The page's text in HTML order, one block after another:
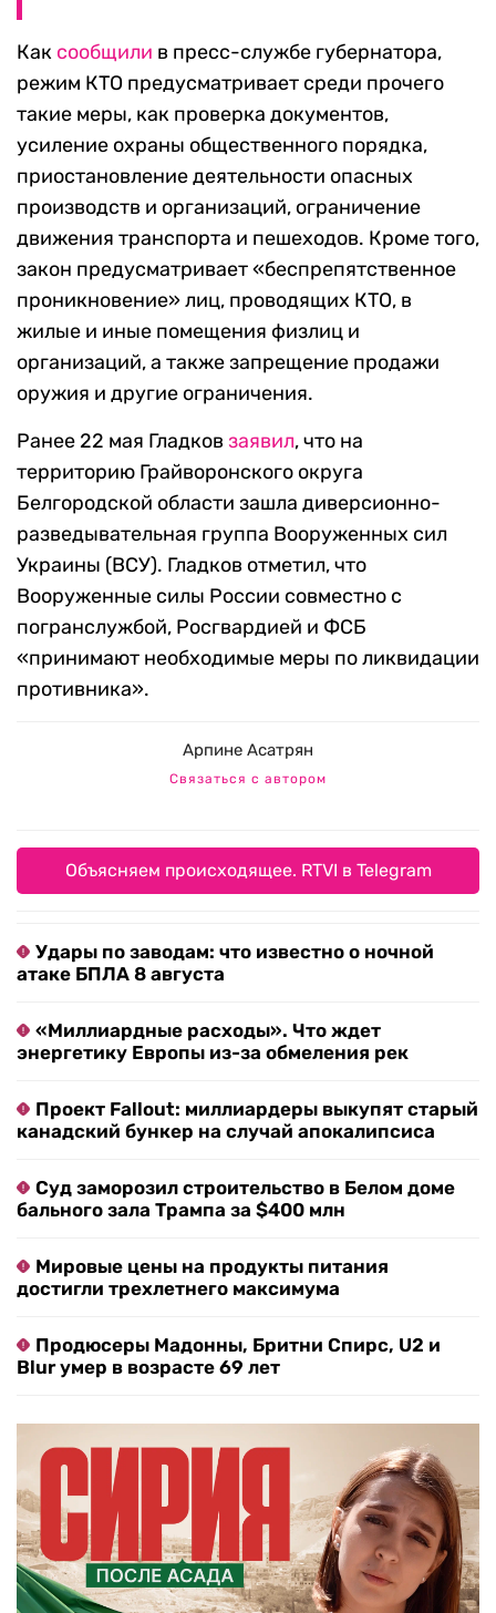
Как сообщили в пресс-службе губернатора,
режим КТО предусматривает среди прочего
такие меры, как проверка документов,
усиление охраны общественного порядка,
приостановление деятельности опасных
производств и организаций, ограничение
движения транспорта и пешеходов. Кроме того,
закон предусматривает «беспрепятственное
проникновение» лиц, проводящих КТО, в
жилые и иные помещения физлиц и
организаций, а также запрещение продажи
оружия и другие ограничения.
Ранее 22 мая Гладков заявил, что на
территорию Грайворонского округа
Белгородской области зашла диверсионно-
разведывательная группа Вооруженных сил
Украины (ВСУ). Гладков отметил, что
Вооруженные силы России совместно с
погранслужбой, Росгвардией и ФСБ
«принимают необходимые меры по ликвидации
противника».
Арпине Асатрян
Связаться с автором
Объясняем происходящее. RTVI в Telegram
Удары по заводам: что известно о ночной
атаке БПЛА 8 августа
«Миллиардные расходы». Что ждет
энергетику Европы из-за обмеления рек
Проект Fallout: миллиардеры выкупят старый
канадский бункер на случай апокалипсиса
Суд заморозил строительство в Белом доме
бального зала Трампа за $400 млн
Мировые цены на продукты питания
достигли трехлетнего максимума
Продюсеры Мадонны, Бритни Спирс, U2 и
Blur умер в возрасте 69 лет